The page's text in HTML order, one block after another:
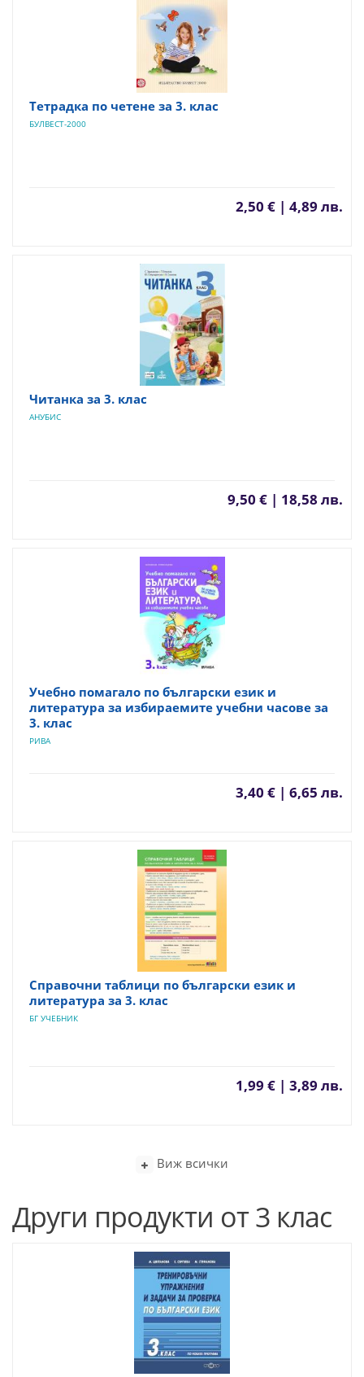
Тетрадка по четене за 3. клас
БУЛВЕСТ-2000
2,50 € | 4,89 лв.
Читанка за 3. клас
АНУБИС
9,50 € | 18,58 лв.
Учебно помагало по български език и
литература за избираемите учебни часове за
3. клас
РИВА
3,40 € | 6,65 лв.
Справочни таблици по български език и
литература за 3. клас
БГ УЧЕБНИК
1,99 € | 3,89 лв.
Виж всички
Други продукти от 3 клас